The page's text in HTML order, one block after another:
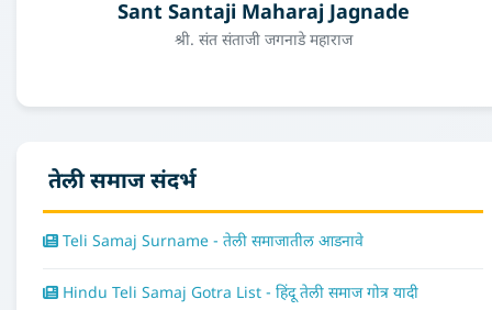
Sant Santaji Maharaj Jagnade
श्री. संत संताजी जगनाडे महाराज
तेली समाज संदर्भ
Teli Samaj Surname - तेली समाजातील आडनावे
Hindu Teli Samaj Gotra List - हिंदू तेली समाज गोत्र यादी